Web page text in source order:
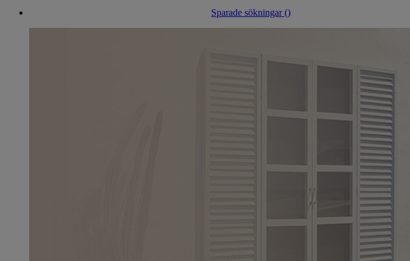
Sparade sökningar ()